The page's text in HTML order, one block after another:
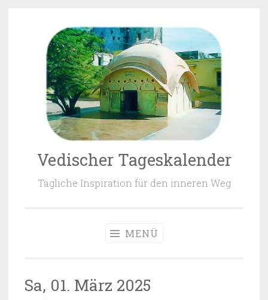
Zum Inhalt springen
Vedischer Tageskalender
Tägliche Inspiration für den inneren Weg
MENÜ
Sa, 01. März 2025